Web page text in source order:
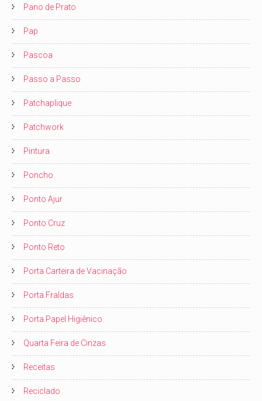
Pano de Prato
Pap
Pascoa
Passo a Passo
Patchaplique
Patchwork
Pintura
Poncho
Ponto Ajur
Ponto Cruz
Ponto Reto
Porta Carteira de Vacinação
Porta Fraldas
Porta Papel Higiênico
Quarta Feira de Cinzas
Receitas
Reciclado